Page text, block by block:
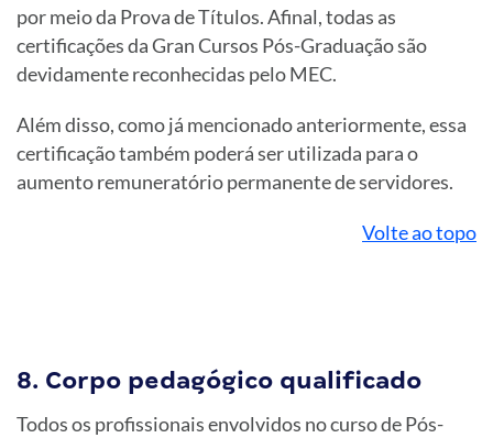
por meio da Prova de Títulos. Afinal, todas as
certificações da Gran Cursos Pós-Graduação são
devidamente reconhecidas pelo MEC.
Além disso, como já mencionado anteriormente, essa
certificação também poderá ser utilizada para o
aumento remuneratório permanente de servidores.
Volte ao topo
8. Corpo pedagógico qualificado
Todos os profissionais envolvidos no curso de Pós-